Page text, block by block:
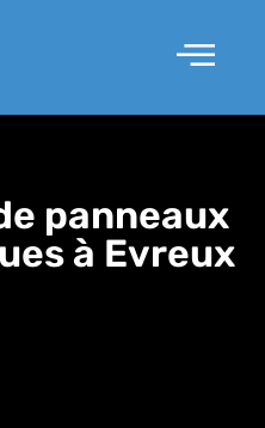
panneaux
à Evreux